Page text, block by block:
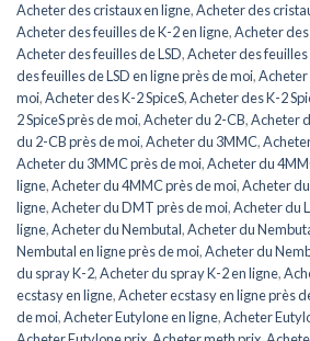
Acheter des cristaux en ligne,Acheter des
Acheter des feuilles de K-2 en ligne,Acheter
Acheter des feuilles de LSD,Acheter des feuilles
des feuilles de LSD en ligne près de moi,Acheter
moi,Acheter des K-2 SpiceS,Acheter des K-2
2 SpiceS près de moi,Acheter du 2-CB,Acheter
du 2-CB près de moi,Acheter du 3MMC,
Acheter du 3MMC près de moi,Acheter du
ligne,Acheter du 4MMC près de moi,Acheter
ligne,Acheter du DMT près de moi,Acheter du
ligne,Acheter du Nembutal,Acheter du
Nembutal en ligne près de moi,Acheter du
du spray K-2,Acheter du spray K-2 en ligne,
ecstasy en ligne,Acheter ecstasy en ligne près
de moi,Acheter Eutylone en ligne,Acheter